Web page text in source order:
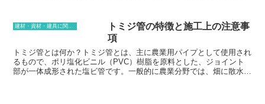
す。また、ログハウスは耐久性に優れて
いるので、何世代にもわたって受け継ぐ
ことができます。
～5月頃、雄花は尾状花序を、雌花は穂状花序を咲かせます。果実
は、ドングリと呼ばれ、10月～11月頃、熟します。ドングリは、食
べることができ、昔から貴重な食料源として利用されてきました。ま
た、ナラは、硬くて丈夫な木材としても知られており、家具や建材な
ど、さまざまな用途に使用されています。
トミジ管の特徴と施工上の注意事
項
トミジ管とは何か？トミジ管とは、主に農業用パイプとして使用され
るもので、ポリ塩化ビニル（PVC）樹脂を原料とした、ジョイント
部が一体成形された塩ビ管です。一般的に農業分野では、畑に散水を